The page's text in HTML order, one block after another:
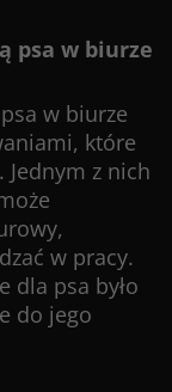
psa w biurze
w biurze
które
z nich
w pracy.
dla psa było
do jego